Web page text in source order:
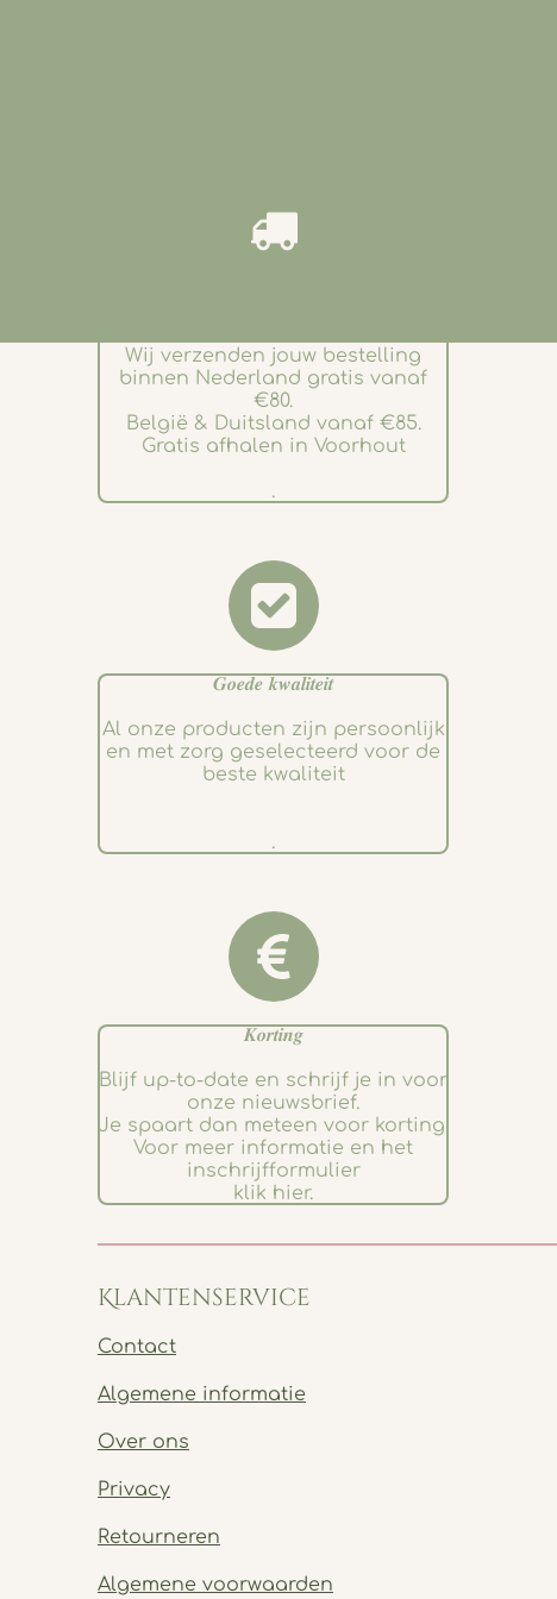
Wij verzenden jouw bestelling
binnen Nederland gratis vanaf
€80.
België & Duitsland vanaf €85.
Gratis afhalen in Voorhout
.
𝑮𝒐𝒆𝒅𝒆 𝒌𝒘𝒂𝒍𝒊𝒕𝒆𝒊𝒕
Al onze producten zijn persoonlijk
en met zorg geselecteerd voor de
beste kwaliteit
.
𝑲𝒐𝒓𝒕𝒊𝒏𝒈
Blijf up-to-date en schrijf je in voor
onze nieuwsbrief.
Je spaart dan meteen voor korting.
Voor meer informatie en het
inschrijfformulier
klik hier.
Klantenservice
Contact
Algemene informatie
Over ons
Privacy
Retourneren
Algemene voorwaarden